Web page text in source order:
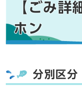
【ごみ詳
ホン
分別区分